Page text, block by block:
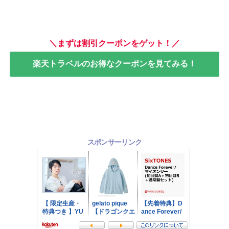
＼まずは割引クーポンをゲット！／
楽天トラベルのお得なクーポンを見てみる！
スポンサーリンク